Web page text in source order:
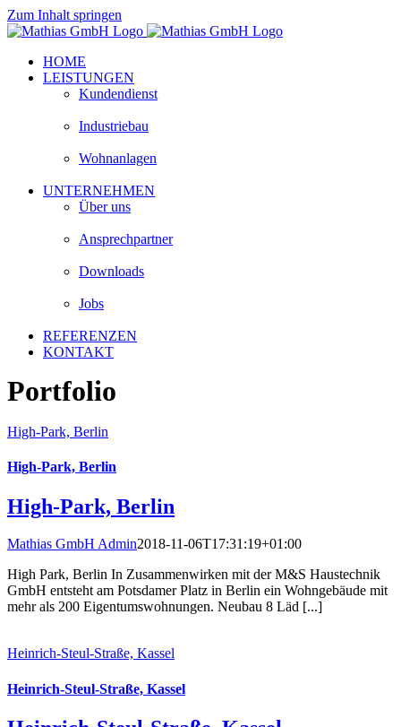
Zum Inhalt springen
HOME
LEISTUNGEN
Kundendienst
Industriebau
Wohnanlagen
UNTERNEHMEN
Über uns
Ansprechpartner
Downloads
Jobs
REFERENZEN
KONTAKT
Portfolio
High-Park, Berlin
High-Park, Berlin
High-Park, Berlin
Mathias GmbH Admin2018-11-06T17:31:19+01:00
High Park, Berlin In Zusammenwirken mit der M&S Haustechnik
GmbH entsteht am Potsdamer Platz in Berlin ein Wohngebäude mit
mehr als 200 Eigentumswohnungen. Neubau 8 Läd [...]
Heinrich-Steul-Straße, Kassel
Heinrich-Steul-Straße, Kassel